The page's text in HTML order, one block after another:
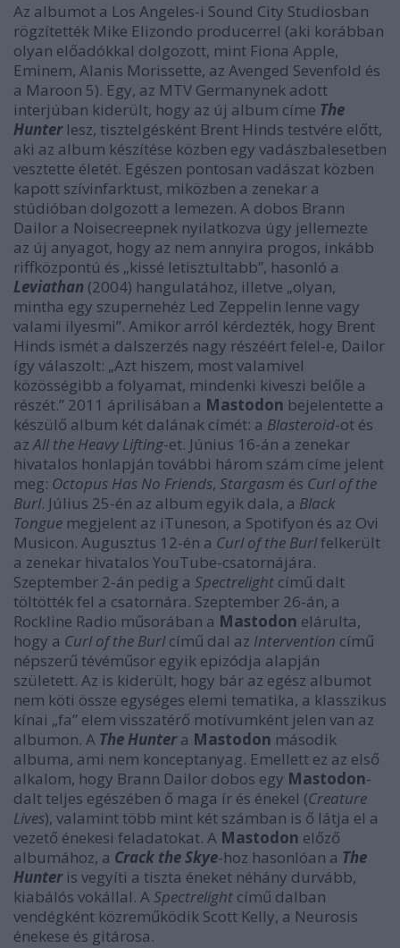
Az albumot a Los Angeles-i Sound City Studiosban
rögzítették Mike Elizondo producerrel (aki korábban
olyan előadókkal dolgozott, mint Fiona Apple,
Eminem, Alanis Morissette, az Avenged Sevenfold és
a Maroon 5). Egy, az MTV Germanynek adott
interjúban kiderült, hogy az új album címe The
Hunterlesz, tisztelgésként Brent Hinds testvére előtt,
aki az album készítése közben egy vadászbalesetben
vesztette életét. Egészen pontosan vadászat közben
kapott szívinfarktust, miközben a zenekar a
stúdióban dolgozott a lemezen. A dobos Brann
Dailor a Noisecreepnek nyilatkozva úgy jellemezte
az új anyagot, hogy az nem annyira progos, inkább
riffközpontú és „kissé letisztultabb”, hasonló a
Leviathan (2004) hangulatához, illetve „olyan,
mintha egy szupernehéz Led Zeppelin lenne vagy
valami ilyesmi”. Amikor arról kérdezték, hogy Brent
Hinds ismét a dalszerzés nagy részéért felel-e, Dailor
így válaszolt: „Azt hiszem, most valamivel
közösségibb a folyamat, mindenki kiveszi belőle a
részét.” 2011 áprilisában a Mastodon bejelentette a
készülő album két dalának címét: a Blasteroid-ot és
azAll the Heavy Lifting-et. Június 16-án a zenekar
hivatalos honlapján további három szám címe jelent
meg: Octopus Has No Friends, Stargasm és Curl of the
Burl. Július 25-én az album egyik dala, a Black
Tongue megjelent az iTuneson, a Spotifyon és az Ovi
Musicon. Augusztus 12-én a Curl of the Burlfelkerült
a zenekar hivatalos YouTube-csatornájára.
Szeptember 2-án pedig a Spectrelight című dalt
töltötték fel a csatornára. Szeptember 26-án, a
Rockline Radio műsorában a Mastodon elárulta,
hogy a Curl of the Burlcímű dal az Intervention című
népszerű tévéműsor egyik epizódja alapján
született. Az is kiderült, hogy bár az egész albumot
nem köti össze egységes elemi tematika, a klasszikus
kínai „fa” elem visszatérő motívumként jelen van az
albumon. A The Huntera Mastodon második
albuma, ami nem konceptanyag. Emellett ez az első
alkalom, hogy Brann Dailor dobos egy Mastodon-
dalt teljes egészében ő maga ír és énekel (Creature
Lives), valamint több mint két számban is ő látja el a
vezető énekesi feladatokat. A Mastodon előző
albumához, a Crack the Skye-hoz hasonlóan a The
Hunteris vegyíti a tiszta éneket néhány durvább,
kiabálós vokállal. A Spectrelight című dalban
vendégként közreműködik Scott Kelly, a Neurosis
énekese és gitárosa.